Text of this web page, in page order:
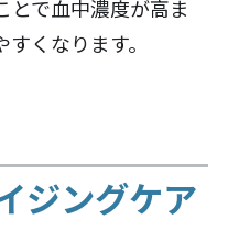
とで血中濃度が高ま
くなります。
ジングケア